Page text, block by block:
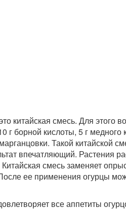
китайская смесь. Для этого
г борной кислоты, 5 г медного
Такой китайской
впечатляющий. Растения
смесь заменяет
ее применения огурцы
все аппетиты